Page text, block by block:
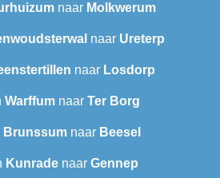
naar Molkwerum
naar Ureterp
naar Losdorp
Warffumnaar Ter Borg
Brunssum naar Beesel
Kunrade naar Gennep